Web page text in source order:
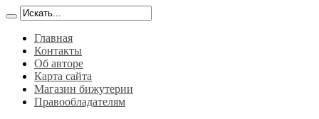
Главная
Контакты
Об авторе
Карта сайта
Магазин бижутерии
Правообладателям